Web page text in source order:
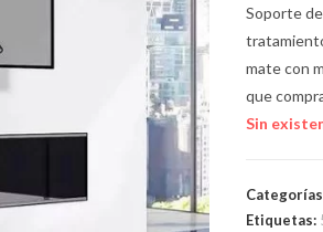
Soporte
mate con
que
Sin
Etiquetas: